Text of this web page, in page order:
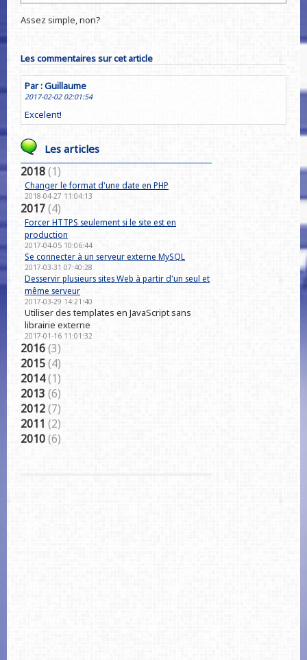
Assez simple, non?
Les commentaires sur cet article
Par : Guillaume
2017-02-02 02:01:54
Excelent!
Les articles
2018(1)
Changer le format d'une date en PHP
2018-04-27 11:04:13
2017(4)
Forcer HTTPS seulement si le site est en
production
2017-04-05 10:06:44
Se connecter à un serveur externe MySQL
2017-03-31 07:40:28
Desservir plusieurs sites Web à partir d'un seul et
même serveur
2017-03-29 14:21:40
Utiliser des templates en JavaScript sans
librairie externe
2017-01-16 11:01:32
2016(3)
2015(4)
2014(1)
2013 (6)
2012(7)
2011 (2)
2010(6)